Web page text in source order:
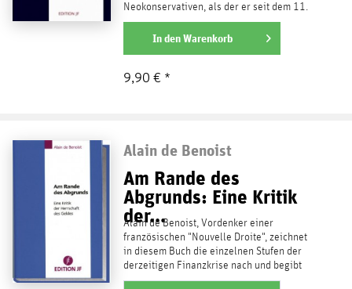
Neokonservativen, als der er seit dem 11.
September 2001...
weiterlesen
In denWarenkorb
9,90 € *
Alain de Benoist
Am Rande des
Abgrunds: Eine Kritik
der...
Alain de Benoist, Vordenker einer
französischen "Nouvelle Droite", zeichnet
in diesem Buch die einzelnen Stufen der
derzeitigen Finanzkrise nach und begibt
sich auf die Suche...